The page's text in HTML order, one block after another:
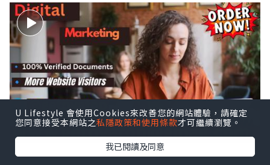
U Lifestyle 會使用Cookies來改善您的網站體驗，請確定
您同意接受本網站之私隱政策和使用條款才可繼續瀏覽。
我已閱讀及同意